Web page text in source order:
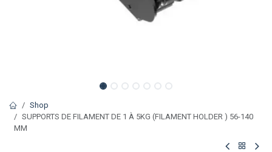
Shop
SUPPORTS DE FILAMENT DE 1 À 5KG (FILAMENT HOLDER ) 56-140
MM